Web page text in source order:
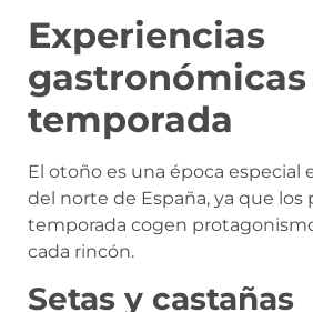
Experiencias
temporada
El otoño es una época especial
del norte de España, ya que los
temporada cogen
cada rincón.
Setas y castañas